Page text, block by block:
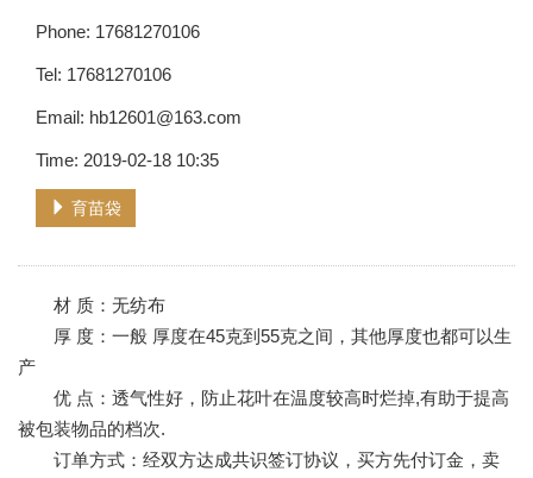
Phone: 17681270106
Tel: 17681270106
Email: hb12601@163.com
Time: 2019-02-18 10:35
育苗袋
材 质：无纺布
厚 度：一般 厚度在45克到55克之间，其他厚度也都可以生
产
优 点：透气性好，防止花叶在温度较高时烂掉,有助于提高
被包装物品的档次.
订单方式：经双方达成共识签订协议，买方先付订金，卖